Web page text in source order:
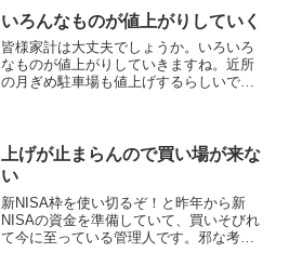
す。ありがとうございまし...
いろんなものが値上がりしていく
皆様家計は大丈夫でしょうか。いろいろ
なものが値上がりしていきますね。近所
の月ぎめ駐車場も値上げするらしいで
てまた元通り。161円も突...
上げが止まらんので買い場が来な
い
新NISA枠を使い切るぞ！と昨年から新
NISAの資金を準備していて、買いそびれ
て今に至っている管理人です。邪な考え